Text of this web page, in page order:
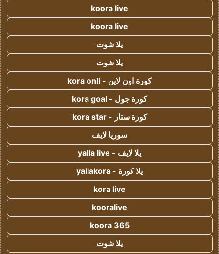
koora live
koora live
يلا شوت
يلا شوت
كورة اون لاين - kora onli
كورة جول - kora goal
كورة ستار - kora star
سوريا لايف
يلا لايف - yalla live
يلا كورة - yallakora
kora live
kooralive
koora 365
يلا شوت